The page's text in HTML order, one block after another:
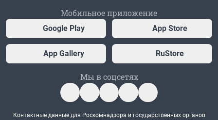
Мобильное приложение
Google Play App Store
App Gallery RuStore
Мы в соцсетях
Контактные данные для Роскомнадзора и государственных органов